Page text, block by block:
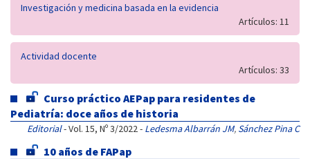
Investigación y medicina basada en la evidencia
Artículos: 11
Actividad docente
Artículos: 33
Curso práctico AEPap para residentes de
Pediatría: doce años de historia
Editorial- Vol. 15, Nº 3/2022 - Ledesma Albarrán JM, Sánchez Pina C
10 años de FAPap